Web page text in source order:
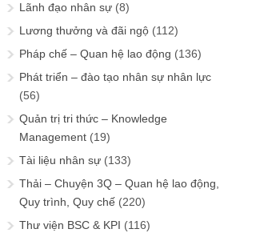
Lãnh đạo nhân sự (8)
Lương thưởng và đãi ngộ (112)
Pháp chế – Quan hệ lao động (136)
Phát triển – đào tạo nhân sự nhân lực
(56)
Quản trị tri thức – Knowledge
Management (19)
Tài liệu nhân sự (133)
Thải – Chuyện 3Q – Quan hệ lao động,
Quy trình, Quy chế (220)
Thư viện BSC & KPI (116)